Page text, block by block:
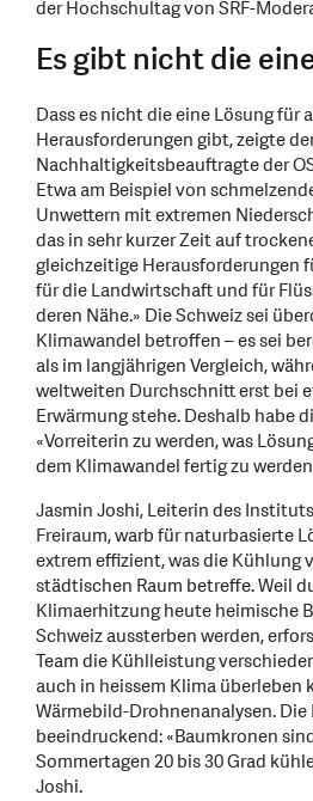
der Hochschultag von SRF-
Es gibt nicht die
Dass es nicht die eine Lösung für
Herausforderungen gibt, zeigte
Nachhaltigkeitsbeauftragte der
Etwa am Beispiel von
Unwettern mit extremen
das in sehr kurzer Zeit auf
gleichzeitige Herausforderungen
für die Landwirtschaft und für
deren Nähe.» Die Schweiz sei
Klimawandel betroffen – es sei
als im langjährigen Vergleich,
weltweiten Durchschnitt erst bei
Erwärmung stehe. Deshalb habe
«Vorreiterin zu werden, was
dem Klimawandel fertig zu
Jasmin Joshi, Leiterin des
Freiraum, warb für naturbasierte
extrem effizient, was die Kühlung
städtischen Raum betreffe. Weil
Klimaerhitzung heute heimische
Schweiz aussterben werden,
Team die Kühlleistung
auch in heissem Klima überleben
Wärmebild-Drohnenanalysen. Die
beeindruckend: «Baumkronen
Sommertagen 20 bis 30 Grad
Joshi.